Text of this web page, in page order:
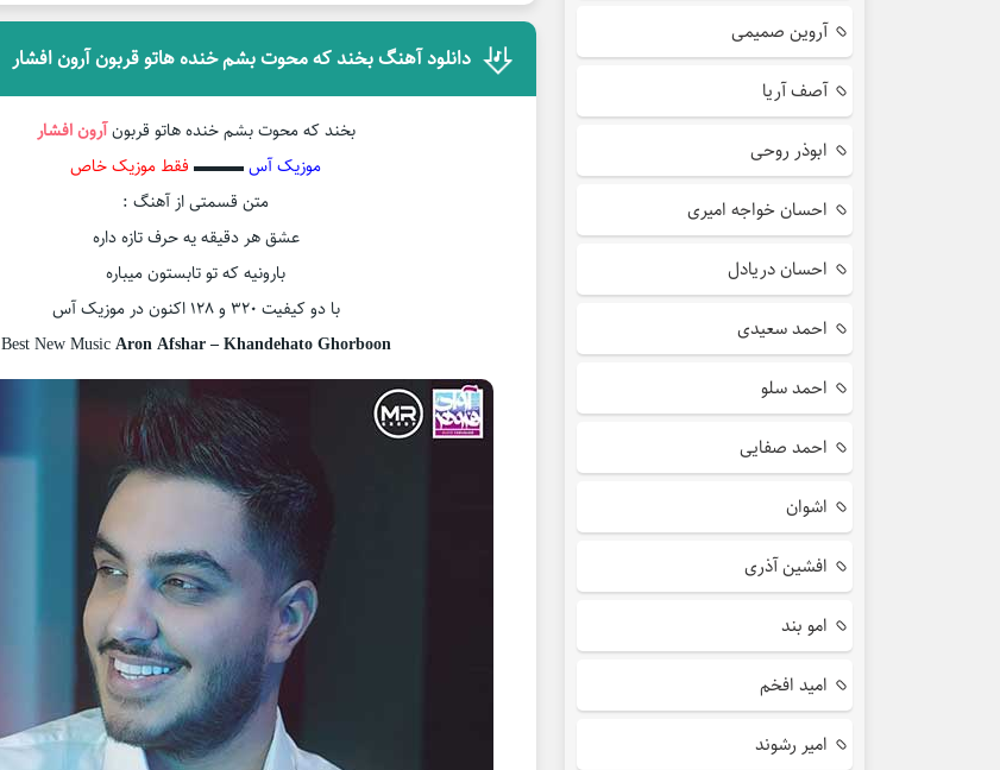
دانلود آهنگ بخند که محوت بشم خنده هاتو قربون آرون افشار
بخند که محوت بشم خنده هاتو قربونآرون افشار
موزیک آس▬▬▬ فقط موزیک خاص
متن قسمتی از آهنگ :
عشق هر دقیقه یه حرف تازه داره
بارونیه که تو تابستون میباره
با دو کیفیت ۳۲۰ و ۱۲۸ اکنون در موزیک آس
Best New MusicAron Afshar – Khandehato Ghorboon
آروین صمیمی
آصف آریا
ابوذر روحی
احسان خواجه امیری
احسان دریادل
احمد سعیدی
احمد سلو
احمد صفایی
اشوان
افشین آذری
امو بند
امید افخم
امیر رشوند